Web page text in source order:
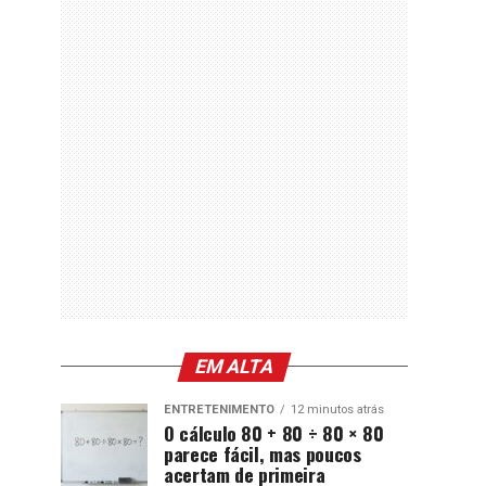
EM ALTA
ENTRETENIMENTO 12 minutos atrás
O cálculo 80 + 80 ÷ 80 × 80
parece fácil, mas poucos
acertam de primeira